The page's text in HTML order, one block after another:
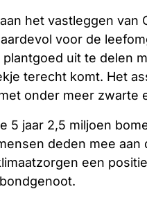
het vastleggen van
voor de
uit te delen
terecht komt. Het
onder meer zwarte
5 jaar 2,5 miljoen
deden mee aan
een